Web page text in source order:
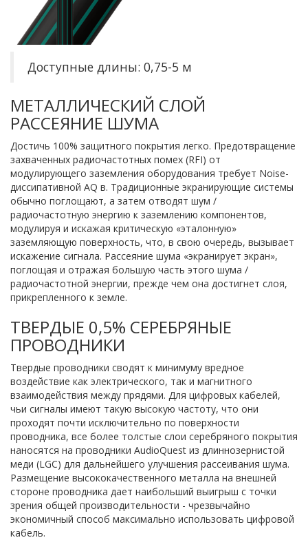
Доступные длины: 0,75-5 м
МЕТАЛЛИЧЕСКИЙ СЛОЙ
РАССЕЯНИЕ ШУМА
Достичь 100% защитного покрытия легко. Предотвращение
захваченных радиочастотных помех (RFI) от
модулирующего заземления оборудования требует Noise-
диссипативной AQ в. Традиционные экранирующие системы
обычно поглощают, а затем отводят шум /
радиочастотную энергию к заземлению компонентов,
модулируя и искажая критическую «эталонную»
заземляющую поверхность, что, в свою очередь, вызывает
искажение сигнала. Рассеяние шума «экранирует экран»,
поглощая и отражая большую часть этого шума /
радиочастотной энергии, прежде чем она достигнет слоя,
прикрепленного к земле.
ТВЕРДЫЕ 0,5% СЕРЕБРЯНЫЕ
ПРОВОДНИКИ
Твердые проводники сводят к минимуму вредное
воздействие как электрического, так и магнитного
взаимодействия между прядями. Для цифровых кабелей,
чьи сигналы имеют такую ​​высокую частоту, что они
проходят почти исключительно по поверхности
проводника, все более толстые слои серебряного покрытия
наносятся на проводники AudioQuest из длиннозернистой
меди (LGC) для дальнейшего улучшения рассеивания шума.
Размещение высококачественного металла на внешней
стороне проводника дает наибольший выигрыш с точки
зрения общей производительности - чрезвычайно
экономичный способ максимально использовать цифровой
кабель.